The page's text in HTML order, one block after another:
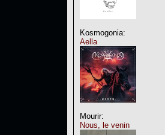
Kosmogonia:
Aella
Mourir:
Nous, le venin